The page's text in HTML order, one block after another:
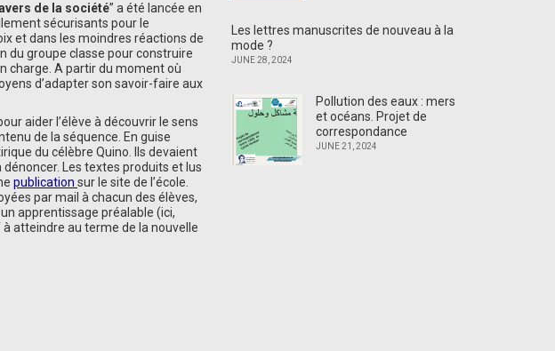
de la société” a été lancée en
sécurisants pour le
et dans les moindres réactions de
du groupe classe pour construire
charge. A partir du moment où
d’adapter son savoir-faire aux
aider l’élève à découvrir le sens
de la séquence. En guise
du célèbre Quino. Ils devaient
Les textes produits et lus
publication sur le site de l’école.
par mail à chacun des élèves,
apprentissage préalable (ici,
à atteindre au terme de la nouvelle
Les lettres manuscrites de nouveau à la
mode ?
JUNE 28, 2024
Pollution des eaux : mers
et océans. Projet de
correspondance
JUNE 21, 2024